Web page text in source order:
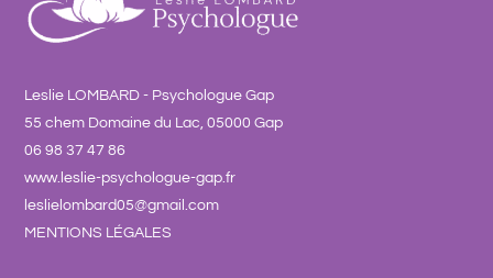
Leslie LOMBARD - Psychologue Gap
55 chem Domaine du Lac, 05000 Gap
06 98 37 47 86
www.leslie-psychologue-gap.fr
leslielombard05@gmail.com
MENTIONS LÉGALES